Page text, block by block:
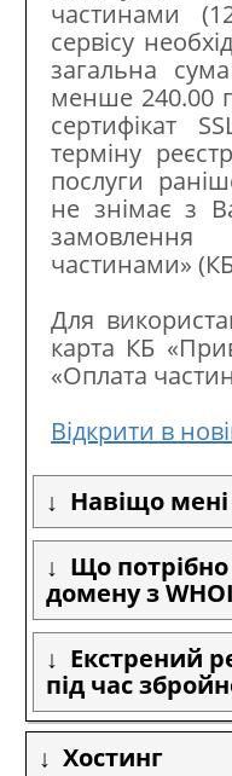
частинами
сервісу
загальна
менше 240.00
сертифікат
терміну
послуги
не знімає з
частинами»
Для
карта КБ
«Оплата
Відкрити в
Навіщо
Що
домену з
Екстрений
під час
Хостинг